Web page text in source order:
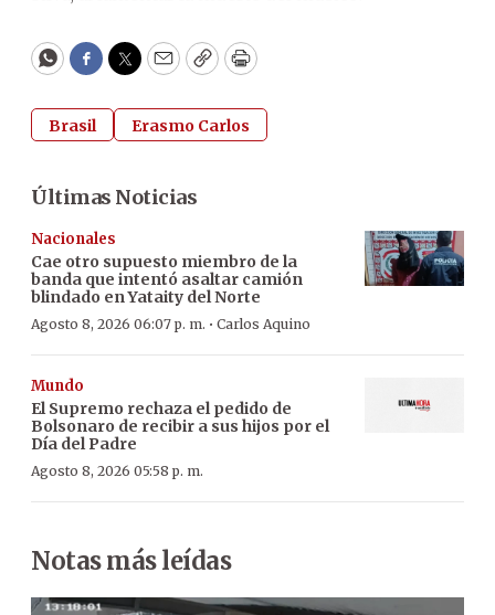
WhatsApp
Facebook
Twitter
EmailCopyPrint
Brasil Erasmo Carlos
Últimas Noticias
Nacionales
Cae otro supuesto miembro de la
banda que intentó asaltar camión
blindado en Yataity del Norte
Agosto 8, 2026 06:07 p. m. · Carlos Aquino
Mundo
El Supremo rechaza el pedido de
Bolsonaro de recibir a sus hijos por el
Día del Padre
Agosto 8, 2026 05:58 p. m.
Notas más leídas